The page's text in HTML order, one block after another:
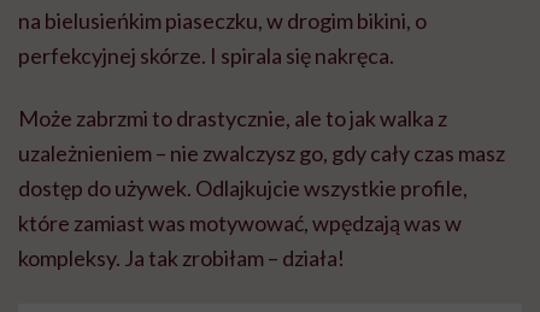
na bielusieńkim piaseczku, w drogim bikini, o
perfekcyjnej skórze. I spirala się nakręca.
Może zabrzmi to drastycznie, ale to jak walka z
uzależnieniem – nie zwalczysz go, gdy cały czas masz
dostęp do używek. Odlajkujcie wszystkie profile,
które zamiast was motywować, wpędzają was w
kompleksy. Ja tak zrobiłam – działa!